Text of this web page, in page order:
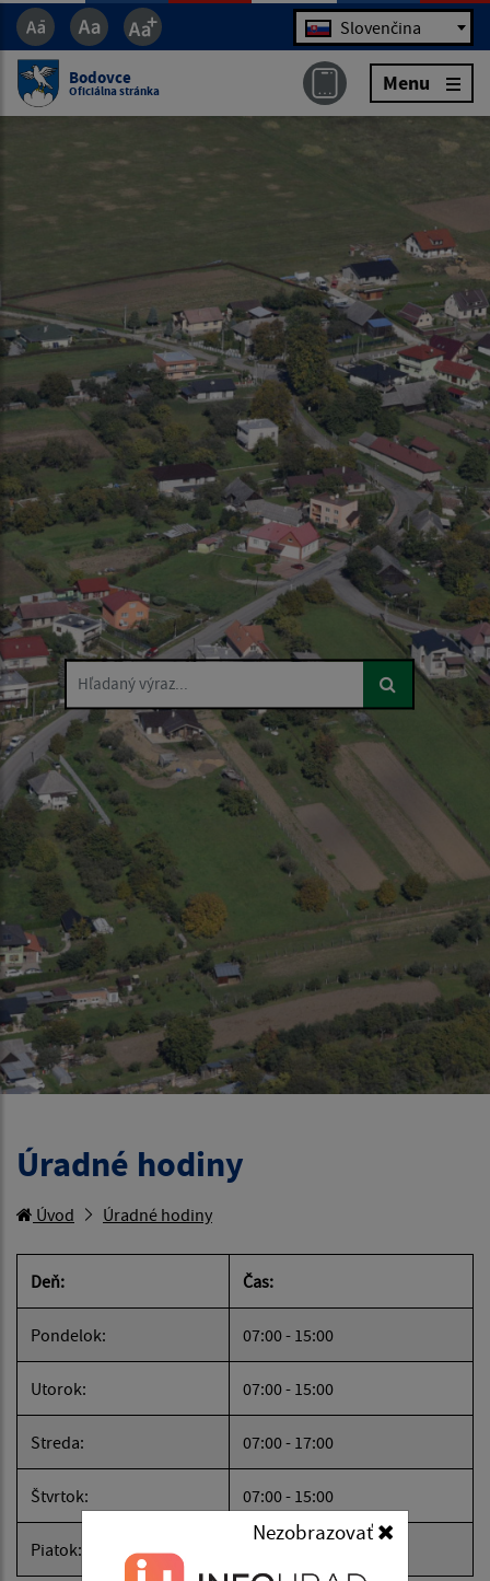
Jazyk Slovenčina
Bodovce
Oficiálna stránka Menu
Hľadaný výraz...
Úradné hodiny
Úvod Úradné hodiny
Deň: Čas:
Pondelok: 07:00 - 15:00
Utorok: 07:00 - 15:00
Streda: 07:00 - 17:00
Štvrtok: 07:00 - 15:00
Piatok:
Nezobrazovať